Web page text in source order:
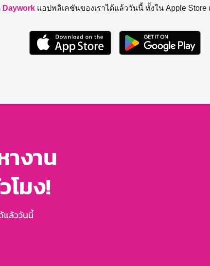
Daywork แอปพลิเคชันของเราได้แล้ววันนี้ ทั้งใน Apple Store
งาน
โมง!
แล้ววันนี้